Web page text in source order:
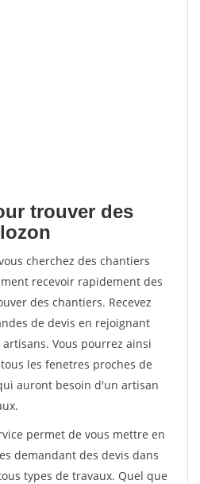
trouver des
cherchez des chantiers
recevoir rapidement des
des chantiers. Recevez
de devis en rejoignant
Vous pourrez ainsi
les fenetres proches de
auront besoin d'un artisan
permet de vous mettre en
demandant des devis dans
types de travaux. Quel que